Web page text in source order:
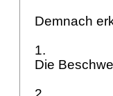
Demnach
1.
Die